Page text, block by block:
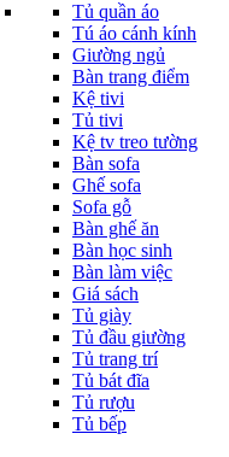
Tủ quần áo
Tú áo cánh kính
Giường ngủ
Bàn trang điểm
Kệ tivi
Tủ tivi
Kệ tv treo tường
Bàn sofa
Ghế sofa
Sofa gỗ
Bàn ghế ăn
Bàn học sinh
Bàn làm việc
Giá sách
Tủ giày
Tủ đầu giường
Tủ trang trí
Tủ bát đĩa
Tủ rượu
Tủ bếp